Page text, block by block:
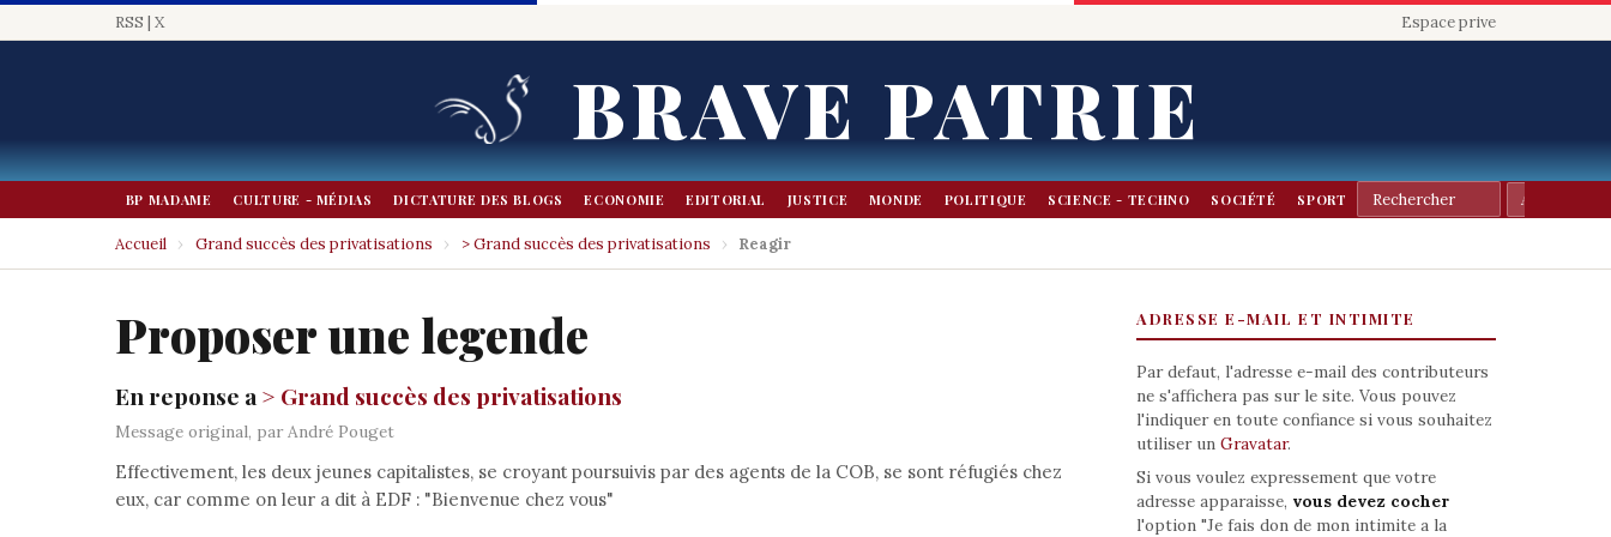
RSS | X Espace prive
BRAVE PATRIE
BP MADAME CULTURE - MÉDIAS DICTATURE DES BLOGS ECONOMIE EDITORIAL JUSTICE MONDE POLITIQUE SCIENCE - TECHNO SOCIÉTÉ SPORT
Accueil › Grand succès des privatisations › > Grand succès des privatisations › Reagir
Proposer une legende
En reponse a> Grand succès des privatisations
Message original, par André Pouget
Effectivement, les deux jeunes capitalistes, se croyant poursuivis par des agents de la COB, se sont réfugiés chez
eux, car comme on leur a dit à EDF : "Bienvenue chez vous"
ADRESSE E-MAIL ET INTIMITE
Par defaut, l'adresse e-mail des contributeurs
ne s'affichera pas sur le site. Vous pouvez
l'indiquer en toute confiance si vous souhaitez
utiliser un Gravatar.
Si vous voulez expressement que votre
adresse apparaisse, vous devez cocher
l'option "Je fais don de mon intimite a la